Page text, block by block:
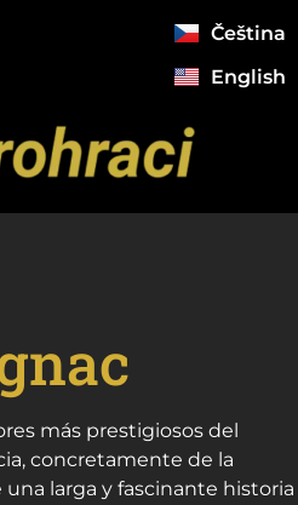
Čeština
English
más prestigiosos del
concretamente de la
larga y fascinante historia